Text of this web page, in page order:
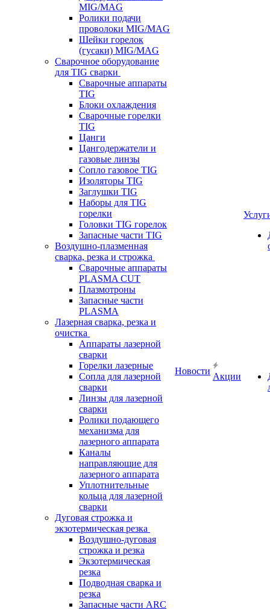
MIG/MAG
Ролики подачи
проволоки MIG/MAG
Шейки горелок
(гусаки) MIG/MAG
Сварочное оборудование
для TIG сварки
Сварочные аппараты
TIG
Блоки охлаждения
Сварочные горелки
TIG
Цанги
Цангодержатели и
газовые линзы
Сопло газовое TIG
Изоляторы TIG
Заглушки TIG
Наборы для TIG
горелки
Головки TIG горелок
Запасные части TIG
Воздушно-плазменная
сварка, резка и строжка
Сварочные аппараты
PLASMA CUT
Плазмотроны
Запасные части
PLASMA
Лазерная сварка, резка и
очистка
Аппараты лазерной
сварки
Горелки лазерные
Сопла для лазерной
сварки
Линзы для лазерной
сварки
Ролики подающего
механизма для
лазерного аппарата
Каналы
направляющие для
лазерного аппарата
Уплотнительные
кольца для лазерной
сварки
Дуговая строжка и
экзотермическая резка
Воздушно-дуговая
строжка и резка
Экзотермическая
резка
Подводная сварка и
резка
Запасные части ARC
Новости
Акции